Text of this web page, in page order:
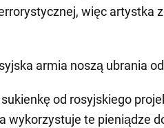
więc artystka
armia noszą ubrania
od rosyjskiego
wykorzystuje te pieniądze